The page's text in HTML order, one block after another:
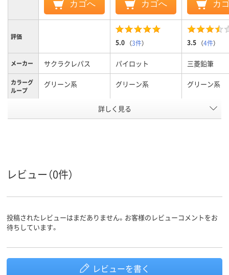
カゴへ カゴへ カ
評価
5.0 （3件） 3.5 （4件）
メーカー サクラクレパス パイロット 三菱鉛筆
カラーグ
ループ
グリーン系 グリーン系 グリーン系
太さ
中字丸芯、中字 中字丸芯、中
状
填方法
中綿式 直液式 中綿式
商品環境
125 105
詳しく見る
レビュー（0件）
投稿されたレビューはまだありません。お客様のレビューコメントをお
待ちしています。
レビューを書く